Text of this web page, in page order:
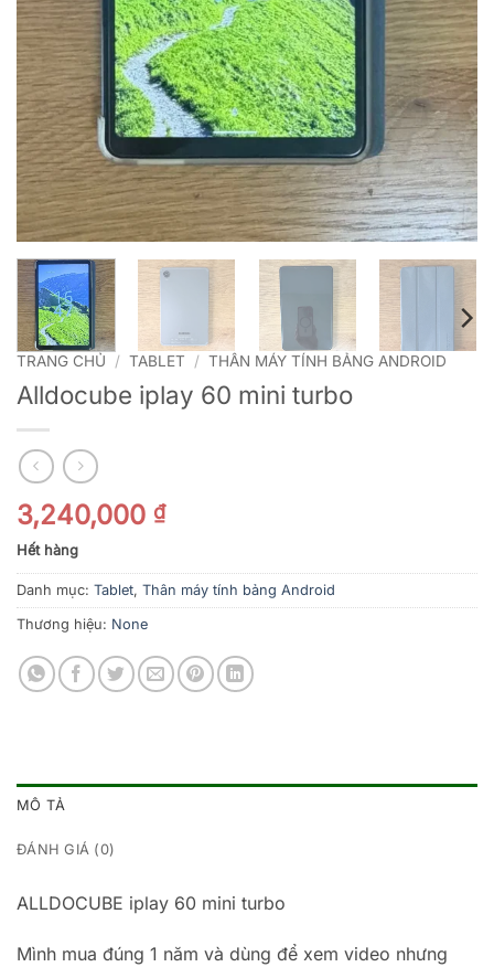
TRANG CHỦ / TABLET / THÂN MÁY TÍNH BẢNG ANDROID
Alldocube iplay 60 mini turbo
3,240,000 ₫
Hết hàng
Danh mục: Tablet, Thân máy tính bảng Android
Thương hiệu: None
MÔ TẢ
ĐÁNH GIÁ (0)
ALLDOCUBE iplay 60 mini turbo
Mình mua đúng 1 năm và dùng để xem video nhưng